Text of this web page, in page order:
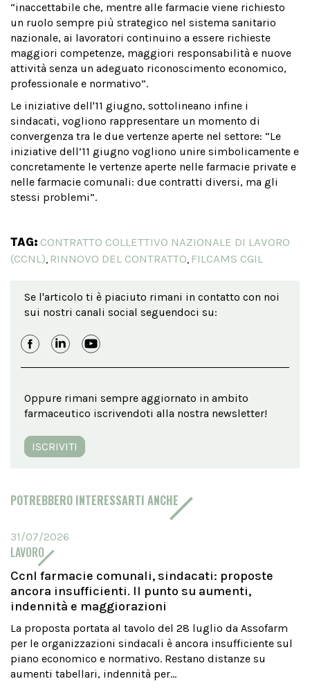
“inaccettabile che, mentre alle farmacie viene richiesto
un ruolo sempre più strategico nel sistema sanitario
nazionale, ai lavoratori continuino a essere richieste
maggiori competenze, maggiori responsabilità e nuove
attività senza un adeguato riconoscimento economico,
professionale e normativo”.
Le iniziative dell'11 giugno, sottolineano infine i
sindacati, vogliono rappresentare un momento di
convergenza tra le due vertenze aperte nel settore: “Le
iniziative dell’11 giugno vogliono unire simbolicamente e
concretamente le vertenze aperte nelle farmacie private e
nelle farmacie comunali: due contratti diversi, ma gli
stessi problemi”.
TAG: CONTRATTO COLLETTIVO NAZIONALE DI LAVORO
(CCNL), RINNOVO DEL CONTRATTO, FILCAMS CGIL
Se l'articolo ti è piaciuto rimani in contatto con noi
sui nostri canali social seguendoci su:
Oppure rimani sempre aggiornato in ambito
farmaceutico iscrivendoti alla nostra newsletter!
ISCRIVITI
POTREBBERO INTERESSARTI ANCHE
31/07/2026
LAVORO
Ccnl farmacie comunali, sindacati: proposte
ancora insufficienti. Il punto su aumenti,
indennità e maggiorazioni
La proposta portata al tavolo del 28 luglio da Assofarm
per le organizzazioni sindacali è ancora insufficiente sul
piano economico e normativo. Restano distanze su
aumenti tabellari, indennità per...